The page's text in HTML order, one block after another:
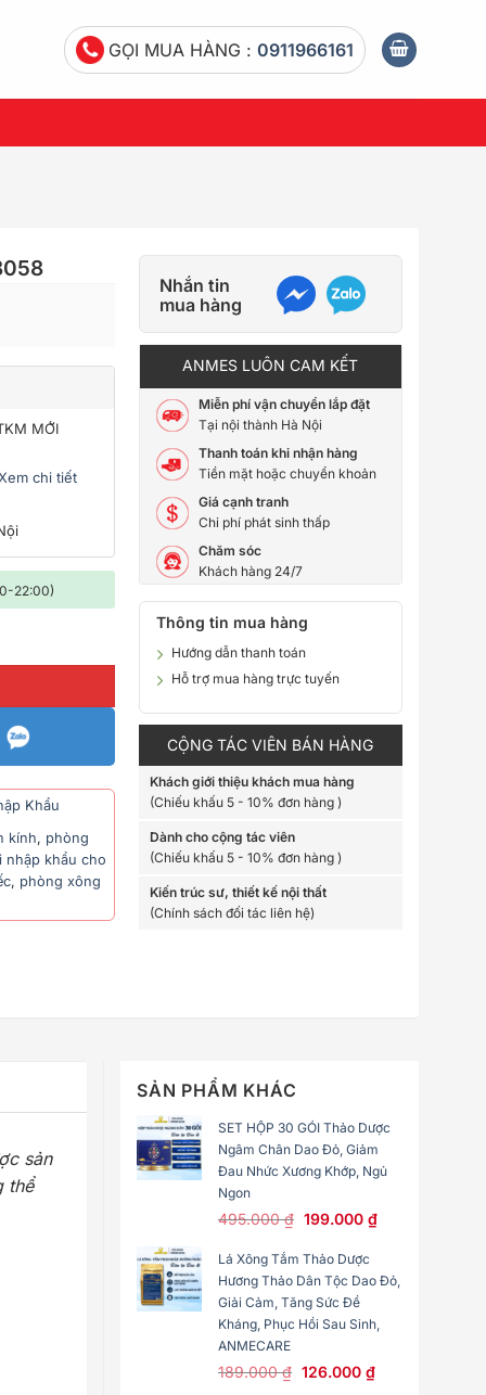
GỌI MUA HÀNG : 0911966161
MỚI
chi tiết
22:00)
Khẩu
kính, phòng
nhập khẩu cho
, phòng xông
Nhắn tin
mua hàng
ANMES LUÔN CAM KẾT
Miễn phí vận chuyển lắp đặt
Tại nội thành Hà Nội
Thanh toán khi nhận hàng
Tiền mặt hoặc chuyển khoản
Giá cạnh tranh
Chi phí phát sinh thấp
Chăm sóc
Khách hàng 24/7
Thông tin mua hàng
Hướng dẫn thanh toán
Hỗ trợ mua hàng trực tuyến
CỘNG TÁC VIÊN BÁN HÀNG
Khách giới thiệu khách mua hàng
(Chiếu khấu 5 - 10% đơn hàng )
Dành cho cộng tác viên
(Chiếu khấu 5 - 10% đơn hàng )
Kiến trúc sư, thiết kế nội thất
(Chính sách đối tác liên hệ)
SẢN PHẨM KHÁC
SET HỘP 30 GÓI Thảo Dược
Ngâm Chân Dao Đỏ, Giảm
Đau Nhức Xương Khớp, Ngủ
Ngon
495.000₫ 199.000₫
Lá Xông Tắm Thảo Dược
Hương Thảo Dân Tộc Dao Đỏ,
Giải Cảm, Tăng Sức Đề
Kháng, Phục Hồi Sau Sinh,
ANMECARE
189.000₫ 126.000₫
sản
thể